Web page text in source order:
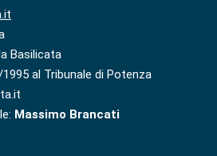
Basilicata
al Tribunale di Potenza
Massimo Brancati